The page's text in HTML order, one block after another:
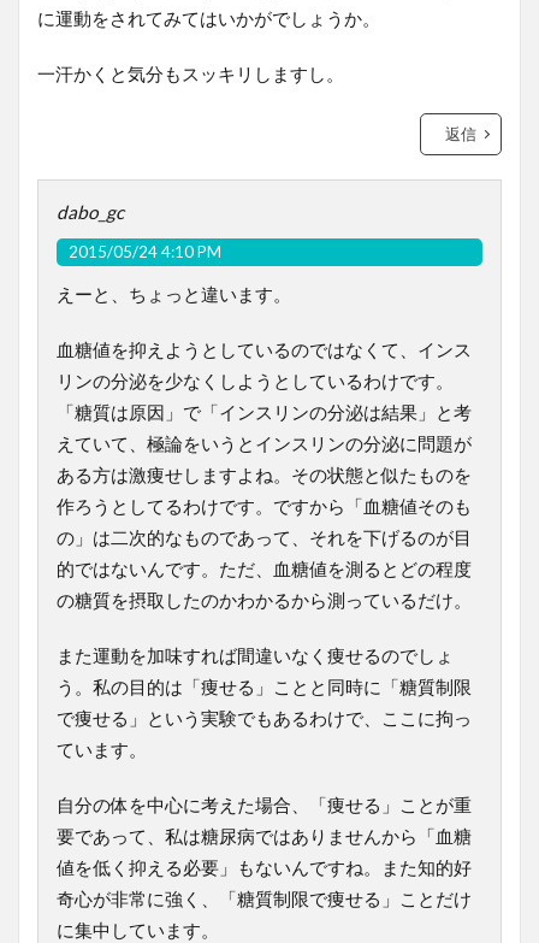
に運動をされてみてはいかがでしょうか。
一汗かくと気分もスッキリしますし。
返信
dabo_gc
2015/05/24 4:10 PM
えーと、ちょっと違います。
血糖値を抑えようとしているのではなくて、インス
リンの分泌を少なくしようとしているわけです。
「糖質は原因」で「インスリンの分泌は結果」と考
えていて、極論をいうとインスリンの分泌に問題が
ある方は激痩せしますよね。その状態と似たものを
作ろうとしてるわけです。ですから「血糖値そのも
の」は二次的なものであって、それを下げるのが目
的ではないんです。ただ、血糖値を測るとどの程度
の糖質を摂取したのかわかるから測っているだけ。
また運動を加味すれば間違いなく痩せるのでしょ
う。私の目的は「痩せる」ことと同時に「糖質制限
で痩せる」という実験でもあるわけで、ここに拘っ
ています。
自分の体を中心に考えた場合、「痩せる」ことが重
要であって、私は糖尿病ではありませんから「血糖
値を低く抑える必要」もないんですね。また知的好
奇心が非常に強く、「糖質制限で痩せる」ことだけ
に集中しています。